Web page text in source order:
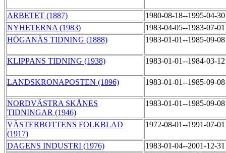
ARBETET (1887)
1980-08-18--1995-04-
NYHETERNA (1983)
1983-04-05--1983-07-
HÖGANÄS TIDNING (1888)
1983-01-01--1985-09-
KLIPPANS TIDNING (1938) 1983-01-01--1984-03-
LANDSKRONAPOSTEN (1896) 1983-01-01--1985-09-
NORDVÄSTRA SKÅNES
TIDNINGAR (1946)
1983-01-01--1985-09-
VÄSTERBOTTENS FOLKBLAD
(1917)
1972-08-01--1991-07-
DAGENS INDUSTRI (1976)
1983-01-04--2001-12-